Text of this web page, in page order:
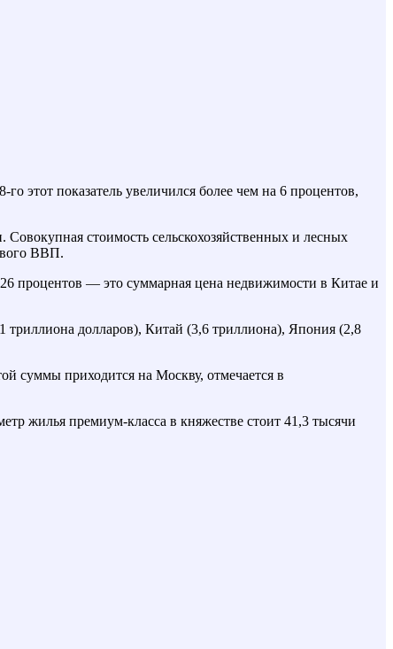
этот показатель увеличился более чем на 6 процентов,
стоимость сельскохозяйственных и лесных
ВВП.
процентов — это суммарная цена недвижимости в Китае и
долларов), Китай (3,6 триллиона), Япония (2,8
суммы приходится на Москву, отмечается в
жилья премиум-класса в княжестве стоит 41,3 тысячи